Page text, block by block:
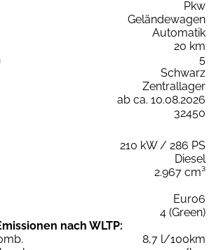
Pkw
Geländewagen
Automatik
20 km
5
Schwarz
Zentrallager
ab ca. 10.08.2026
32450
210 kW / 286 PS
Diesel
2.967 cm³
Euro6
4 (Green)
nach WLTP:
8,7 l/100km